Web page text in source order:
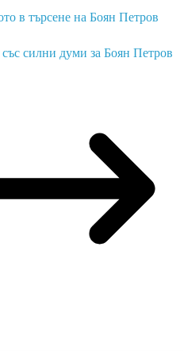
в търсене на Боян Петров
силни думи за Боян Петров